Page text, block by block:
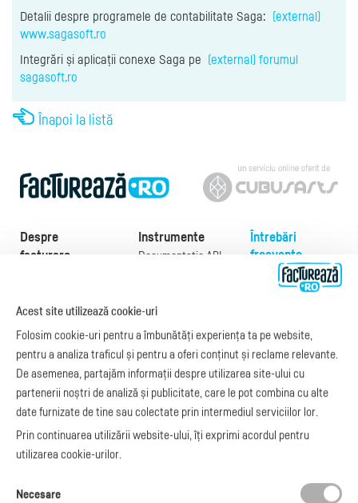
Detalii despre programele de contabilitate Saga: (external)
www.sagasoft.ro
Integrări și aplicații conexe Saga pe (external) forumul
sagasoft.ro
Înapoi la listă
Despre
facturare
Exemple de facturi
Model factură
Manual de
facturare
Legislaţie facturi
Facturare online
blog.factureaza.ro
Instrumente
Documentație API
e-Factura B2C
API e-Factura
e-Transport
Integrare Stripe
Integrare
SmartFintech
Integrare PrestaShop
Întrebări
frecvente
Despre noi
ajutor?
Acest site utilizează cookie-uri
Folosim cookie-uri pentru a îmbunătăți experiența ta pe website,
pentru a analiza traficul și pentru a oferi conținut și reclame relevante.
De asemenea, partajăm informații despre utilizarea site-ului cu
partenerii noștri de analiză și publicitate, care le pot combina cu alte
date furnizate de tine sau colectate prin intermediul serviciilor lor.
Prin continuarea utilizării website-ului, îți exprimi acordul pentru
utilizarea cookie-urilor.
Necesare